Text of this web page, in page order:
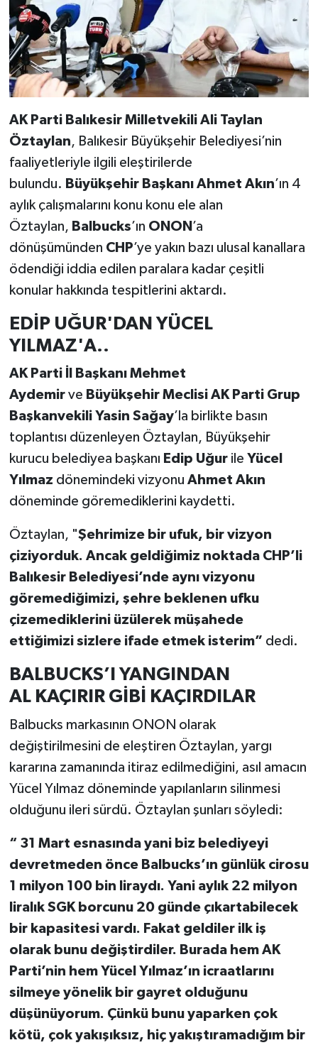
AK Parti Balıkesir Milletvekili Ali Taylan
Öztaylan, Balıkesir Büyükşehir Belediyesi’nin
faaliyetleriyle ilgili eleştirilerde
bulundu. Büyükşehir Başkanı Ahmet Akın’ın 4
aylık çalışmalarını konu konu ele alan
Öztaylan, Balbucks’ın ONON ’a
dönüşümünden CHP’ye yakın bazı ulusal kanallara
ödendiği iddia edilen paralara kadar çeşitli
konular hakkında tespitlerini aktardı.
EDİP UĞUR'DAN YÜCEL
YILMAZ'A..
AK Parti İl Başkanı Mehmet
Aydemirve Büyükşehir Meclisi AK Parti Grup
Başkanvekili Yasin Sağay’la birlikte basın
toplantısı düzenleyen Öztaylan, Büyükşehir
kurucu belediyea başkanı Edip Uğur ile Yücel
Yılmaz dönemindeki vizyonu Ahmet Akın
döneminde göremediklerini kaydetti.
Öztaylan, "Şehrimize bir ufuk, bir vizyon
çiziyorduk. Ancak geldiğimiz noktada CHP’li
Balıkesir Belediyesi’nde aynı vizyonu
göremediğimizi, şehre beklenen ufku
çizemediklerini üzülerek müşahede
ettiğimizi sizlere ifade etmek isterim” dedi.
BALBUCKS’I YANGINDAN
AL KAÇIRIR GİBİ KAÇIRDILAR
Balbucks markasının ONON olarak
değiştirilmesini de eleştiren Öztaylan, yargı
kararına zamanında itiraz edilmediğini, asıl amacın
Yücel Yılmaz döneminde yapılanların silinmesi
olduğunu ileri sürdü. Öztaylan şunları söyledi:
“ 31 Mart esnasında yani biz belediyeyi
devretmeden önce Balbucks’ın günlük cirosu
1 milyon 100 bin liraydı. Yani aylık 22 milyon
liralık SGK borcunu 20 günde çıkartabilecek
bir kapasitesi vardı. Fakat geldiler ilk iş
olarak bunu değiştirdiler. Burada hem AK
Parti’nin hem Yücel Yılmaz’ın icraatlarını
silmeye yönelik bir gayret olduğunu
düşünüyorum. Çünkü bunu yaparken çok
kötü, çok yakışıksız, hiç yakıştıramadığım bir